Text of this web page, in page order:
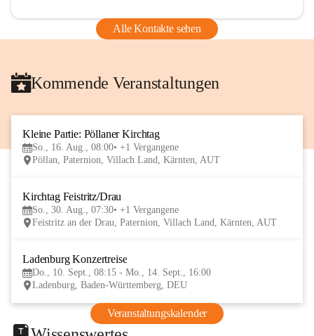
Alle Kontakte sehen
Kommende Veranstaltungen
Kleine Partie: Pöllaner Kirchtag
So., 16. Aug., 08:00 +1 Vergangene
Pöllan, Paternion, Villach Land, Kärnten, AUT
Kirchtag Feistritz/Drau
So., 30. Aug., 07:30 +1 Vergangene
Feistritz an der Drau, Paternion, Villach Land, Kärnten, AUT
Ladenburg Konzertreise
Do., 10. Sept., 08:15 - Mo., 14. Sept., 16:00
Ladenburg, Baden-Württemberg, DEU
Veranstaltungskalender